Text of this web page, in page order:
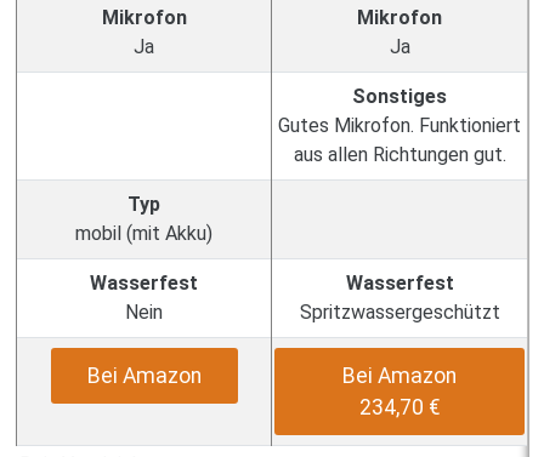
Mikrofon
Ja
Mikrofon
Ja
Sonstiges
Gutes Mikrofon. Funktioniert
aus allen Richtungen gut.
Typ
mobil (mit Akku)
Wasserfest
Nein
Wasserfest
Spritzwassergeschützt
Bei Amazon
Bei Amazon
234,70 €